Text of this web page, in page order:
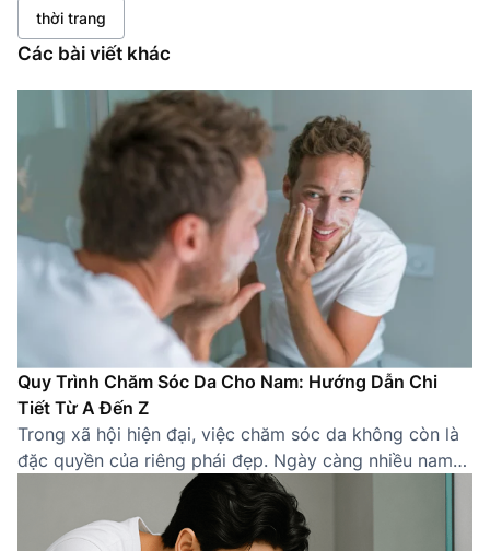
thời trang
Các bài viết khác
Quy Trình Chăm Sóc Da Cho Nam: Hướng Dẫn Chi
Tiết Từ A Đến Z
Trong xã hội hiện đại, việc chăm sóc da không còn là
đặc quyền của riêng phái đẹp. Ngày càng nhiều nam
giới nhận thức được tầm quan trọng của việc sở hữu
một làn da khỏe mạnh, sạch sẽ. Một quy trình chăm
sóc da cho nam đúng cách không chỉ giúp cải thiện